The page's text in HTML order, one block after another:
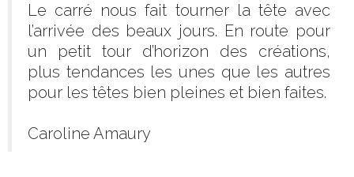
Le carré nous fait tourner la tête avec
l’arrivée des beaux jours. En route pour
un petit tour d’horizon des créations,
plus tendances les unes que les autres
pour les têtes bien pleines et bien faites.
Caroline Amaury